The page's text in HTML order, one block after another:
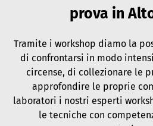
prova in
Tramite i workshop diamo la
di confrontarsi in modo
circense, di collezionare le
approfondire le proprie
laboratori i nostri esperti
le tecniche con